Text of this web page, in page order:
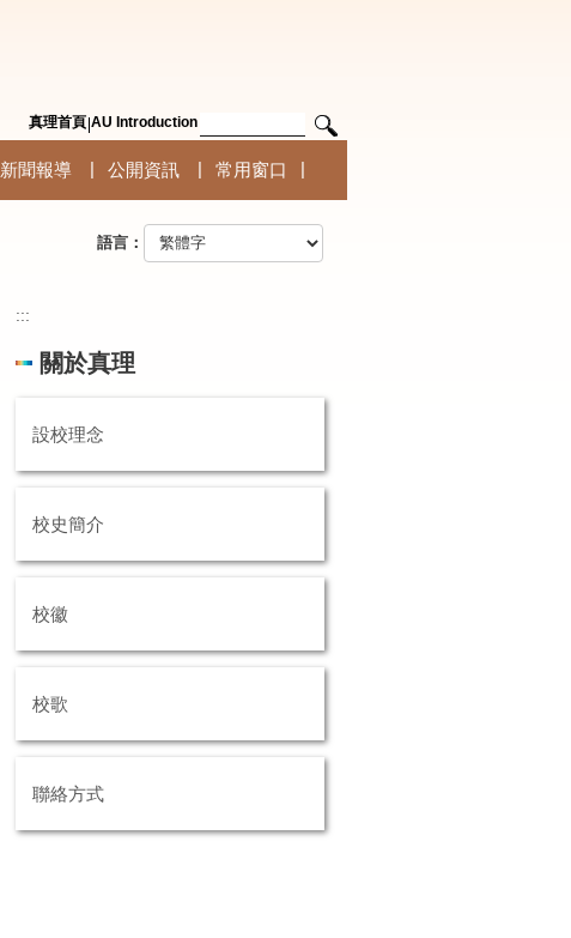
真理首頁 AU Introduction
新聞報導 公開資訊 常用窗口
語言：
:::
關於真理
設校理念
校史簡介
校徽
校歌
聯絡方式